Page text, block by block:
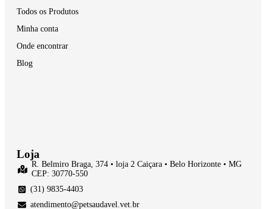
Todos os Produtos
Minha conta
Onde encontrar
Blog
Loja
R. Belmiro Braga, 374 • loja 2 Caiçara • Belo Horizonte • MG
CEP: 30770-550
(31) 9835-4403
atendimento@petsaudavel.vet.br